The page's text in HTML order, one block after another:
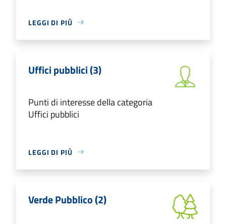
LEGGI DI PIÙ
Uffici pubblici (3)
Punti di interesse della categoria
Uffici pubblici
LEGGI DI PIÙ
Verde Pubblico (2)